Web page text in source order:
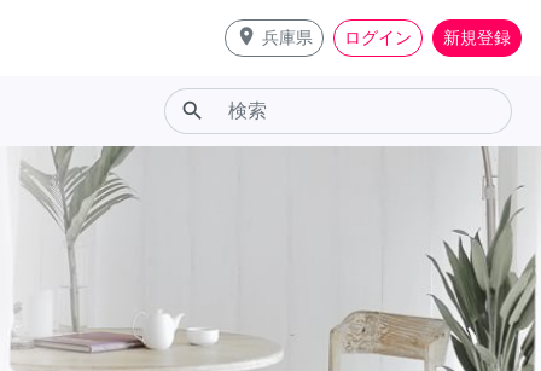
place 兵庫県 ログイン 新規登録
search